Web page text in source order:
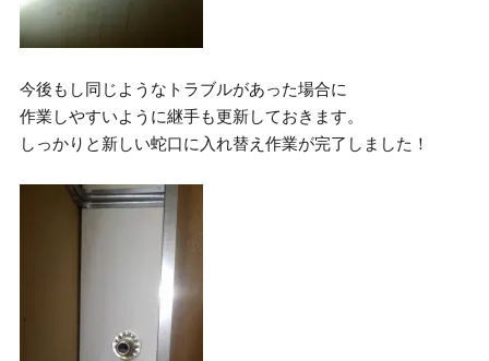
今後もし同じようなトラブルがあった場合に
作業しやすいように継手も更新しておきます。
しっかりと新しい蛇口に入れ替え作業が完了しました！